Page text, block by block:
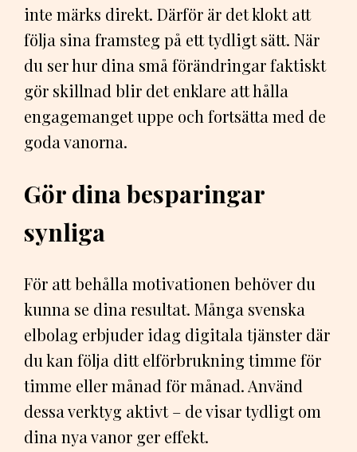
inte märks direkt. Därför är det klokt att
följa sina framsteg på ett tydligt sätt. När
du ser hur dina små förändringar faktiskt
gör skillnad blir det enklare att hålla
engagemanget uppe och fortsätta med de
goda vanorna.
Gör dina besparingar
synliga
För att behålla motivationen behöver du
kunna se dina resultat. Många svenska
elbolag erbjuder idag digitala tjänster där
du kan följa ditt elförbrukning timme för
timme eller månad för månad. Använd
dessa verktyg aktivt – de visar tydligt om
dina nya vanor ger effekt.